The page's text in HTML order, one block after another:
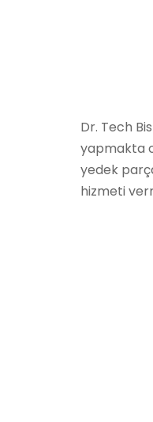
Dr. Tech
yapmakta
yedek
hizmeti